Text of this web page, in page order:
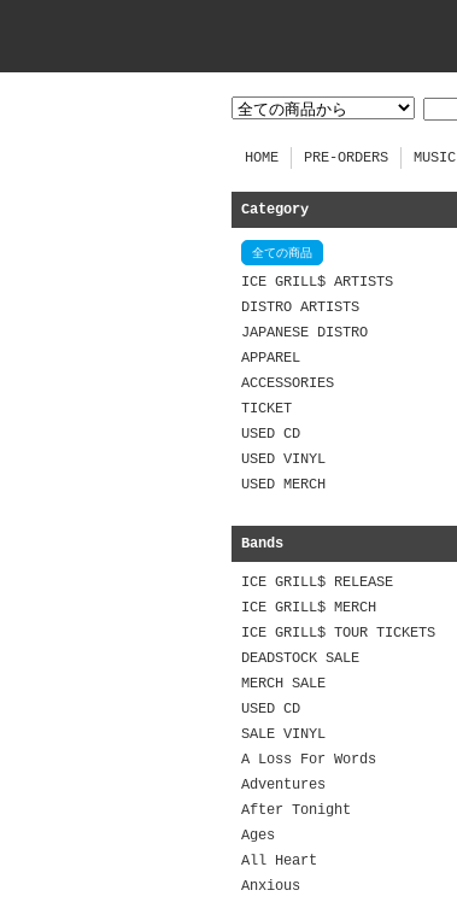
HOME PRE-ORDERS MUSIC
Category
全ての商品
ICE GRILL$ ARTISTS
DISTRO ARTISTS
JAPANESE DISTRO
APPAREL
ACCESSORIES
TICKET
USED CD
USED VINYL
USED MERCH
Bands
ICE GRILL$ RELEASE
ICE GRILL$ MERCH
ICE GRILL$ TOUR TICKETS
DEADSTOCK SALE
MERCH SALE
USED CD
SALE VINYL
A Loss For Words
Adventures
After Tonight
Ages
All Heart
Anxious